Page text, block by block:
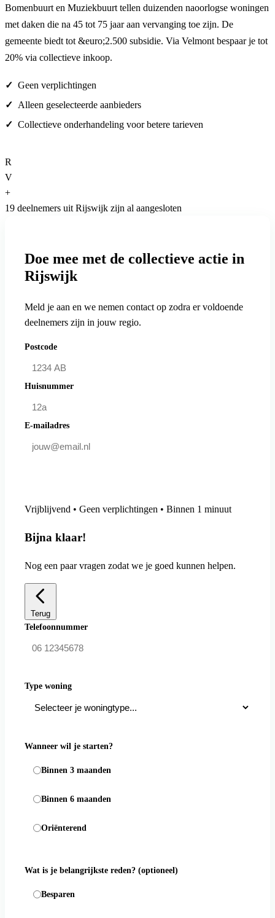
Bomenbuurt en Muziekbuurt tellen duizenden naoorlogse woningen
met daken die na 45 tot 75 jaar aan vervanging toe zijn. De
gemeente biedt tot &euro;2.500 subsidie. Via Velmont bespaar je tot
20% via collectieve inkoop.
Geen verplichtingen
Alleen geselecteerde aanbieders
Collectieve onderhandeling voor betere tarieven
R
V
+
19 deelnemers uit Rijswijk zijn al aangesloten
Doe mee met de collectieve actie in
Rijswijk
Meld je aan en we nemen contact op zodra er voldoende
deelnemers zijn in jouw regio.
Postcode
Huisnummer
E-mailadres
Vrijblijvend • Geen verplichtingen • Binnen 1 minuut
Bijna klaar!
Nog een paar vragen zodat we je goed kunnen helpen.
Terug
Telefoonnummer
Type woning
Wanneer wil je starten?
Binnen 3 maanden
Binnen 6 maanden
Oriënterend
Wat is je belangrijkste reden? (optioneel)
Besparen